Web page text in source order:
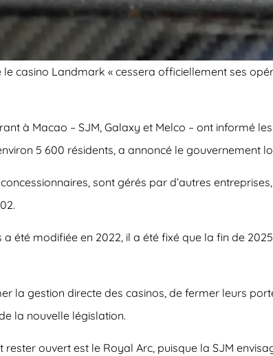
casino Landmark « cessera officiellement ses
à Macao – SJM, Galaxy et Melco – ont informé
5 600 résidents, a annoncé le gouvernement
concessionnaires, sont gérés par d’autres
été modifiée en 2022, il a été fixé que la fin de
la gestion directe des casinos, de fermer leurs
la nouvelle législation.
rester ouvert est le Royal Arc, puisque la SJM